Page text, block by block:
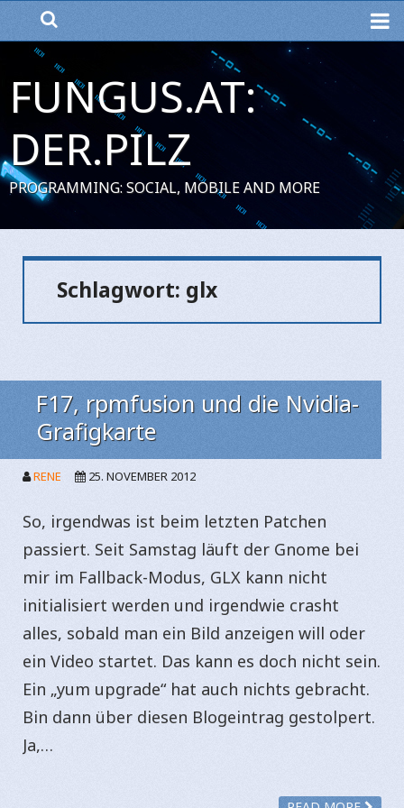
FUNGUS.AT:
DER.PILZ
PROGRAMMING: SOCIAL, MOBILE AND MORE
Schlagwort: glx
F17, rpmfusion und die Nvidia-
Grafigkarte
RENE 25. NOVEMBER 2012
So, irgendwas ist beim letzten Patchen
passiert. Seit Samstag läuft der Gnome bei
mir im Fallback-Modus, GLX kann nicht
initialisiert werden und irgendwie crasht
alles, sobald man ein Bild anzeigen will oder
ein Video startet. Das kann es doch nicht sein.
Ein „yum upgrade“ hat auch nichts gebracht.
Bin dann über diesen Blogeintrag gestolpert.
Ja,…